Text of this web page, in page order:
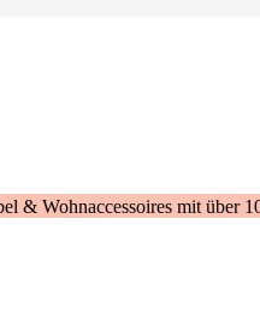
& Wohnaccessoires mit über